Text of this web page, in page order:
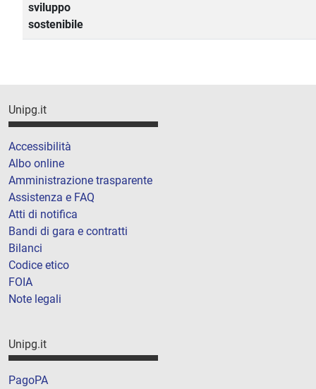
sviluppo
sostenibile
Unipg.it
Accessibilità
Albo online
Amministrazione trasparente
Assistenza e FAQ
Atti di notifica
Bandi di gara e contratti
Bilanci
Codice etico
FOIA
Note legali
Unipg.it
PagoPA